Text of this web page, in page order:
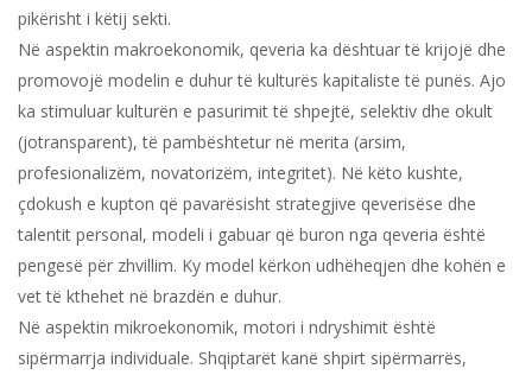
pikërisht i këtij sekti.
Në aspektin makroekonomik, qeveria ka dështuar të krijojë dhe
promovojë modelin e duhur të kulturës kapitaliste të punës. Ajo
ka stimuluar kulturën e pasurimit të shpejtë, selektiv dhe okult
(jotransparent), të pambështetur në merita (arsim,
profesionalizëm, novatorizëm, integritet). Në këto kushte,
çdokush e kupton që pavarësisht strategjive qeverisëse dhe
talentit personal, modeli i gabuar që buron nga qeveria është
pengesë për zhvillim. Ky model kërkon udhëheqjen dhe kohën e
vet të kthehet në brazdën e duhur.
Në aspektin mikroekonomik, motori i ndryshimit është
sipërmarrja individuale. Shqiptarët kanë shpirt sipërmarrës,